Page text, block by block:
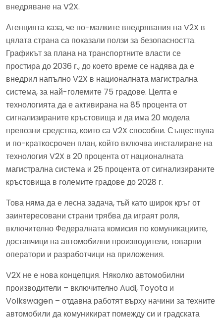
внедряване на V2X.
Агенцията каза, че по-малките внедрявания на V2X в
цялата страна са показали ползи за безопасността.
Графикът за плана на транспортните власти се
простира до 2036 г., до което време се надява да е
внедрил напълно V2X в националната магистрална
система, за най-големите 75 градове. Целта е
технологията да е активирана на 85 процента от
сигнализираните кръстовища и да има 20 модела
превозни средства, които са V2X способни. Съществува
и по-краткосрочен план, който включва инсталиране на
технология V2X в 20 процента от националната
магистрална система и 25 процента от сигнализираните
кръстовища в големите градове до 2028 г.
Това няма да е лесна задача, тъй като широк кръг от
заинтересовани страни трябва да играят роля,
включително Федералната комисия по комуникациите,
доставчици на автомобилни производители, товарни
оператори и разработчици на приложения.
V2X не е нова концепция. Няколко автомобилни
производители – включително Audi, Toyota и
Volkswagen – отдавна работят върху начини за техните
автомобили да комуникират помежду си и градската